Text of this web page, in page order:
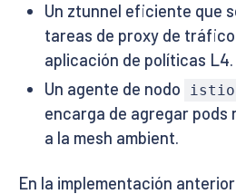
Un ztunnel eficiente que
tareas de proxy de tráfico
aplicación de políticas L4.
Un agente de nodo
encarga de agregar pods
a la mesh ambient.
En la implementación